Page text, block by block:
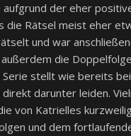
der eher
die Rätsel meist eher
und war
die
stellt wie bereits
darunter leiden.
von Katrielles
und dem